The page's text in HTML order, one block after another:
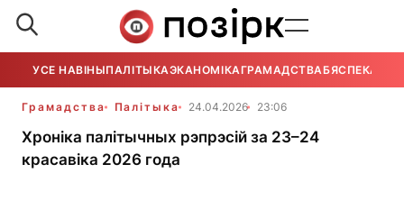
УСЕ НАВІНЫПАЛІТЫКАЭКАНОМІКАГРАМАДСТВАБЯСПЕКА
Грамадства Палітыка 24.04.2026 23:06
Хроніка палітычных рэпрэсій за 23–24
красавіка 2026 года